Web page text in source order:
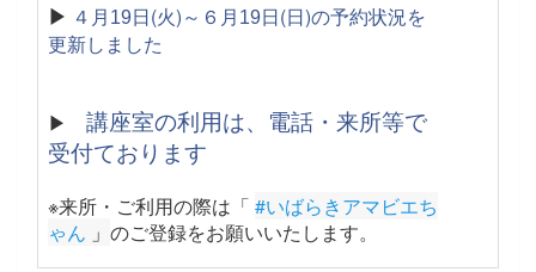
▶ ４月 19日(火)～６月 19日(日)の予約状況を
更新しました
▶ 講座室の利用は、電話・来所等で
受付ております
※来所・ご利用の際は「 #いばらきアマビエち
ゃん 」 のご登録をお願いいたします。